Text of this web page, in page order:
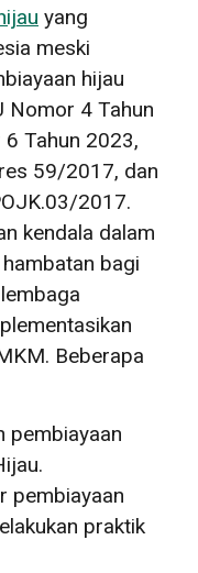
yang
meski
hijau
Nomor 4 Tahun
6 Tahun 2023,
59/2017, dan
2017.
kendala dalam
bagi
Beberapa
pembiayaan
pembiayaan
praktik